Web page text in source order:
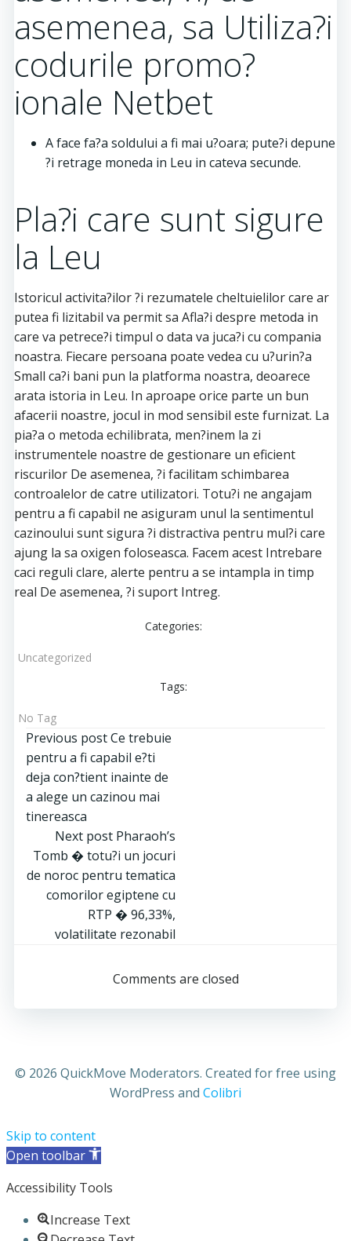
asemenea, sa Utiliza?i
codurile promo?
ionale Netbet
A face fa?a soldului a fi mai u?oara; pute?i depune
?i retrage moneda in Leu in cateva secunde.
Pla?i care sunt sigure
la Leu
Istoricul activita?ilor ?i rezumatele cheltuielilor care ar
putea fi lizitabil va permit sa Afla?i despre metoda in
care va petrece?i timpul o data va juca?i cu compania
noastra. Fiecare persoana poate vedea cu u?urin?a
Small ca?i bani pun la platforma noastra, deoarece
arata istoria in Leu. In aproape orice parte un bun
afacerii noastre, jocul in mod sensibil este furnizat. La
pia?a o metoda echilibrata, men?inem la zi
instrumentele noastre de gestionare un eficient
riscurilor De asemenea, ?i facilitam schimbarea
controalelor de catre utilizatori. Totu?i ne angajam
pentru a fi capabil ne asiguram unul la sentimentul
cazinoului sunt sigura ?i distractiva pentru mul?i care
ajung la sa oxigen foloseasca. Facem acest Intrebare
caci reguli clare, alerte pentru a se intampla in timp
real De asemenea, ?i suport Intreg.
Categories:
Uncategorized
Tags:
No Tag
Post
navigation
Previous postCe trebuie
pentru a fi capabil e?ti
deja con?tient inainte de
a alege un cazinou mai
tinereasca
Post
navigation
Next post Pharaoh’s
Tomb � totu?i un jocuri
de noroc pentru tematica
comorilor egiptene cu
RTP � 96,33%,
volatilitate rezonabil
Comments are closed
© 2026 QuickMove Moderators. Created for free using
WordPress and Colibri
Skip to content
Open toolbar
Accessibility Tools
Increase Text